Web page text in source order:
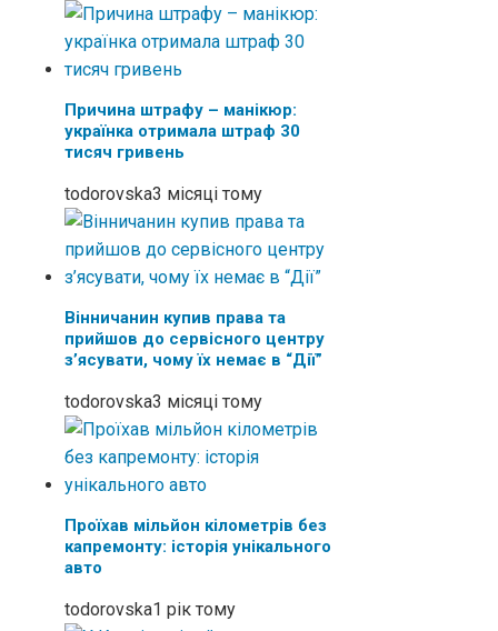
Причина штрафу – манікюр:
українка отримала штраф 30
тисяч гривень
todorovska3 місяці тому
Вінничанин купив права та
прийшов до сервісного центру
з’ясувати, чому їх немає в “Дії”
todorovska3 місяці тому
Проїхав мільйон кілометрів без
капремонту: історія унікального
авто
todorovska1 рік тому